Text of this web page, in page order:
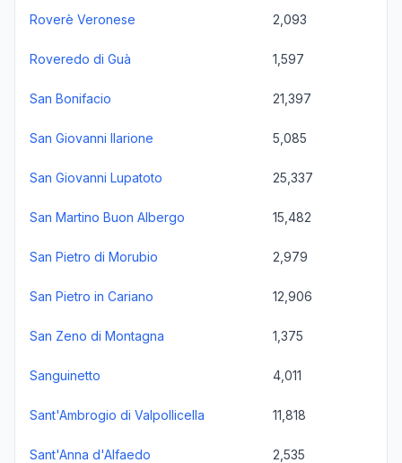
Roverè Veronese 2,093
Roveredo di Guà 1,597
San Bonifacio 21,397
San Giovanni Ilarione 5,085
San Giovanni Lupatoto 25,337
San Martino Buon Albergo 15,482
San Pietro di Morubio 2,979
San Pietro in Cariano 12,906
San Zeno di Montagna 1,375
Sanguinetto 4,011
Sant'Ambrogio di Valpollicella 11,818
Sant'Anna d'Alfaedo 2,535